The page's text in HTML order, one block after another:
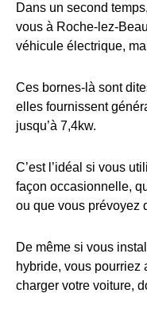
Dans un second
vous à Roche-lez-
véhicule électrique,
Ces bornes-là sont
elles fournissent
jusqu’à 7,4kw.
C’est l’idéal si vous
façon occasionnelle,
ou que vous prévoyez
De même si vous
hybride, vous pourriez
charger votre voiture,